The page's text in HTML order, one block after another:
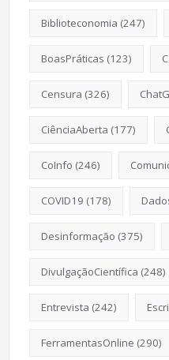
Biblioteconomia (247)
BoasPráticas (123)
Censura (326)
CiênciaAberta (177)
CoInfo (246)
COVID19 (178)
Desinformação (375)
DivulgaçãoCientífica (248)
Entrevista (242)
FerramentasOnline (290)